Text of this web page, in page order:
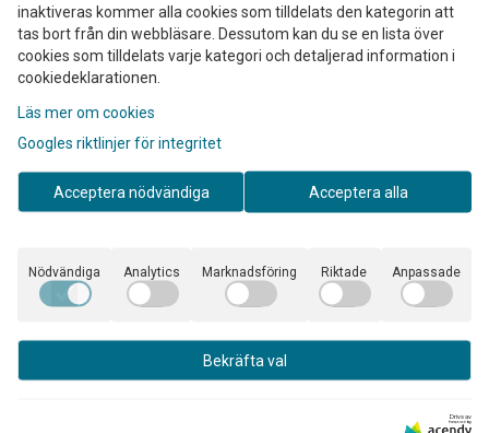
Beskrivning
BÄTTRE VAL:
Vi hänvisar till en likvärdig och väl beprövad produkt----
inaktiveras kommer alla cookies som tilldelats den kategorin att
tas bort från din webbläsare. Dessutom kan du se en lista över
cookies som tilldelats varje kategori och detaljerad information i
cookiedeklarationen.
Läs mer om cookies
Googles riktlinjer för integritet
Acceptera nödvändiga Acceptera alla
Nödvändiga Analytics Marknadsföring Riktade Anpassade
Bekräfta val
Drivs av